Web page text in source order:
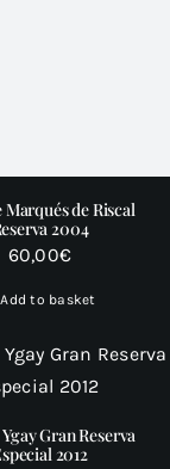
Marqués de Riscal
2004
60,00€
Add to basket
Gran Reserva
2012